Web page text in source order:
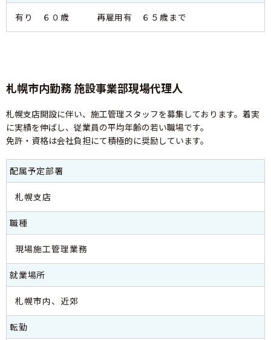
有り ６０歳 再雇用有 ６５歳まで
札幌市内勤務 施設事業部現場代理人
札幌支店開設に伴い、施工管理スタッフを募集しております。着実
に実績を伸ばし、従業員の平均年齢の若い職場です。
免許・資格は会社負担にて積極的に奨励しています。
配属予定部署
札幌支店
職種
現場施工管理業務
就業場所
札幌市内、近郊
転勤